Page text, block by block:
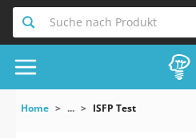
Suche nach Produkt
Home ... ISFP Test